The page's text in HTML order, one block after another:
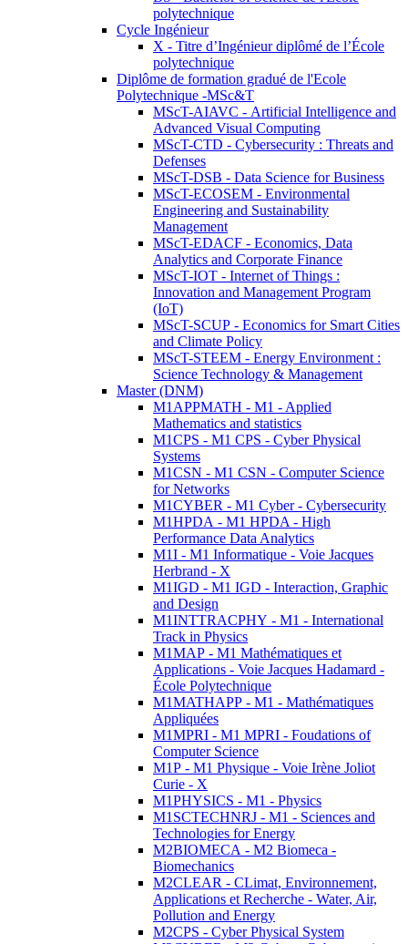
polytechnique
Cycle Ingénieur
X - Titre d’Ingénieur diplômé de l’École
polytechnique
Diplôme de formation gradué de l'Ecole
Polytechnique -MSc&T
MScT-AIAVC - Artificial Intelligence and
Advanced Visual Computing
MScT-CTD - Cybersecurity : Threats and
Defenses
MScT-DSB - Data Science for Business
MScT-ECOSEM - Environmental
Engineering and Sustainability
Management
MScT-EDACF - Economics, Data
Analytics and Corporate Finance
MScT-IOT - Internet of Things :
Innovation and Management Program
(IoT)
MScT-SCUP - Economics for Smart Cities
and Climate Policy
MScT-STEEM - Energy Environment :
Science Technology & Management
Master (DNM)
M1APPMATH - M1 - Applied
Mathematics and statistics
M1CPS - M1 CPS - Cyber Physical
Systems
M1CSN - M1 CSN - Computer Science
for Networks
M1CYBER - M1 Cyber - Cybersecurity
M1HPDA - M1 HPDA - High
Performance Data Analytics
M1I - M1 Informatique - Voie Jacques
Herbrand - X
M1IGD - M1 IGD - Interaction, Graphic
and Design
M1INTTRACPHY - M1 - International
Track in Physics
M1MAP - M1 Mathématiques et
Applications - Voie Jacques Hadamard -
École Polytechnique
M1MATHAPP - M1 - Mathématiques
Appliquées
M1MPRI - M1 MPRI - Foudations of
Computer Science
M1P - M1 Physique - Voie Irène Joliot
Curie - X
M1PHYSICS - M1 - Physics
M1SCTECHNRJ - M1 - Sciences and
Technologies for Energy
M2BIOMECA - M2 Biomeca -
Biomechanics
M2CLEAR - CLimat, Environnement,
Applications et Recherche - Water, Air,
Pollution and Energy
M2CPS - Cyber Physical System